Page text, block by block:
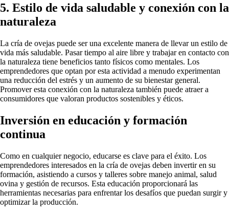
5. Estilo de vida saludable y conexión con la
naturaleza
La cría de ovejas puede ser una excelente manera de llevar un estilo de
vida más saludable. Pasar tiempo al aire libre y trabajar en contacto con
la naturaleza tiene beneficios tanto físicos como mentales. Los
emprendedores que optan por esta actividad a menudo experimentan
una reducción del estrés y un aumento de su bienestar general.
Promover esta conexión con la naturaleza también puede atraer a
consumidores que valoran productos sostenibles y éticos.
Inversión en educación y formación
continua
Como en cualquier negocio, educarse es clave para el éxito. Los
emprendedores interesados en la cría de ovejas deben invertir en su
formación, asistiendo a cursos y talleres sobre manejo animal, salud
ovina y gestión de recursos. Esta educación proporcionará las
herramientas necesarias para enfrentar los desafíos que puedan surgir y
optimizar la producción.